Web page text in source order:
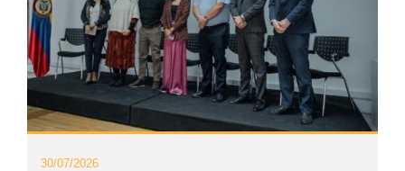
30/07/2026